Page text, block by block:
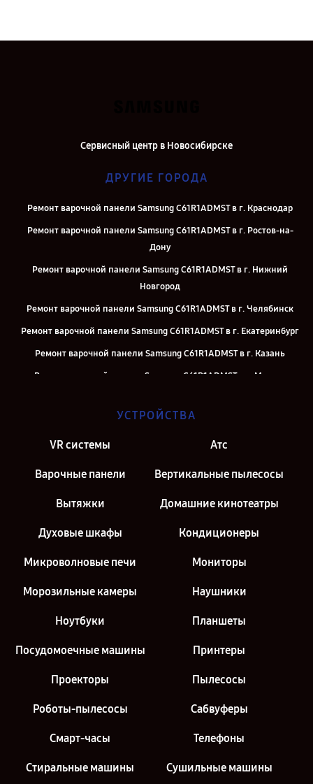
Сервисный центр в Новосибирске
ДРУГИЕ ГОРОДА
Ремонт варочной панели Samsung C61R1ADMST в г. Краснодар
Ремонт варочной панели Samsung C61R1ADMST в г. Ростов-на-
Дону
Ремонт варочной панели Samsung C61R1ADMST в г. Нижний
Новгород
Ремонт варочной панели Samsung C61R1ADMST в г. Челябинск
Ремонт варочной панели Samsung C61R1ADMST в г. Екатеринбург
Ремонт варочной панели Samsung C61R1ADMST в г. Казань
Ремонт варочной панели Samsung C61R1ADMST в г. Москва
Петербург
УСТРОЙСТВА
VR системы Атс
Варочные панели Вертикальные пылесосы
Вытяжки Домашние кинотеатры
Духовые шкафы Кондиционеры
Микроволновые печи Мониторы
Морозильные камеры Наушники
Ноутбуки Планшеты
Посудомоечные машины Принтеры
Проекторы Пылесосы
Роботы-пылесосы Сабвуферы
Смарт-часы Телефоны
Стиральные машины Сушильные машины